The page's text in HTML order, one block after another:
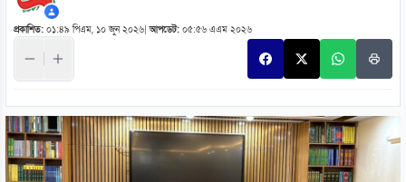
প্রকাশিত: ০১:৪৯ পিএম, ১০ জুন ২০২৬ |আপডেট: ০৫:৫৬ এএম ২০২৬